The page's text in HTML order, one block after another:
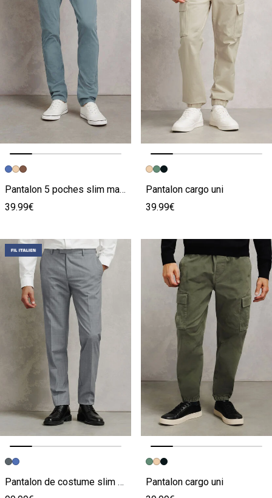
Image précédente
Image suivante
Pantalon 5 poches slim matière bi-stretch
39.99€
Image précédente
Image suivante
Pantalon cargo uni
39.99€
Image précédente
Image suivante
Pantalon de costume slim 100% laine italienne
Image précédente
Image suivante
Pantalon cargo uni